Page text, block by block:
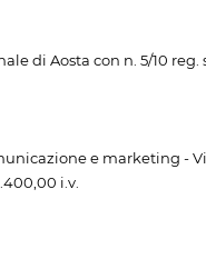
di Aosta con n. 5/10 reg.
e marketing -
i.v.